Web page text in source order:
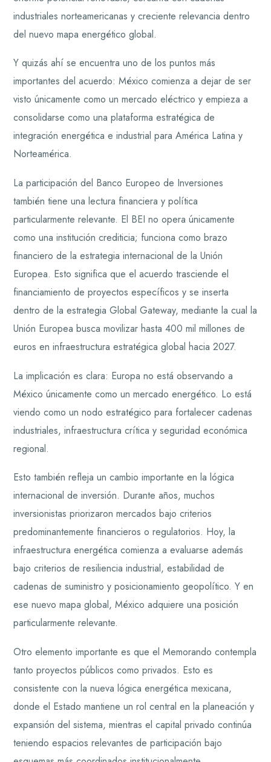
industriales norteamericanas y creciente relevancia dentro
del nuevo mapa energético global.
Y quizás ahí se encuentra uno de los puntos más
importantes del acuerdo: México comienza a dejar de ser
visto únicamente como un mercado eléctrico y empieza a
consolidarse como una plataforma estratégica de
integración energética e industrial para América Latina y
Norteamérica.
La participación del Banco Europeo de Inversiones
también tiene una lectura financiera y política
particularmente relevante. El BEI no opera únicamente
como una institución crediticia; funciona como brazo
financiero de la estrategia internacional de la Unión
Europea. Esto significa que el acuerdo trasciende el
financiamiento de proyectos específicos y se inserta
dentro de la estrategia Global Gateway, mediante la cual la
Unión Europea busca movilizar hasta 400 mil millones de
euros en infraestructura estratégica global hacia 2027.
La implicación es clara: Europa no está observando a
México únicamente como un mercado energético. Lo está
viendo como un nodo estratégico para fortalecer cadenas
industriales, infraestructura crítica y seguridad económica
regional.
Esto también refleja un cambio importante en la lógica
internacional de inversión. Durante años, muchos
inversionistas priorizaron mercados bajo criterios
predominantemente financieros o regulatorios. Hoy, la
infraestructura energética comienza a evaluarse además
bajo criterios de resiliencia industrial, estabilidad de
cadenas de suministro y posicionamiento geopolítico. Y en
ese nuevo mapa global, México adquiere una posición
particularmente relevante.
Otro elemento importante es que el Memorando contempla
tanto proyectos públicos como privados. Esto es
consistente con la nueva lógica energética mexicana,
donde el Estado mantiene un rol central en la planeación y
expansión del sistema, mientras el capital privado continúa
teniendo espacios relevantes de participación bajo